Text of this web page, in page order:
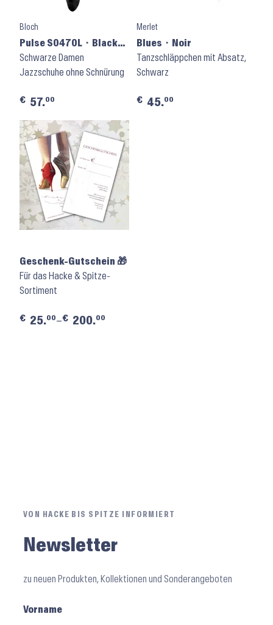
Bloch
Pulse S0470L ⬝ Black
Leather
Schwarze Damen
Jazzschuhe ohne Schnürung
€ 57.00
Merlet
Blues ⬝ Noir
Tanzschläppchen mit Absatz,
Schwarz
€ 45.00
Geschenk-Gutschein 🎁
Für das Hacke & Spitze-
Sortiment
€ 25.00–€ 200.00
VON HACKE BIS SPITZE INFORMIERT
Newsletter
zu neuen Produkten, Kollektionen und Sonderangeboten
Vorname